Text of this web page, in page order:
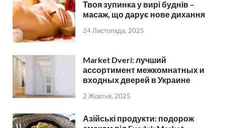
Твоя зупинка у вирі буднів –
масаж, що дарує нове дихання
24 Листопада, 2025
Market Dveri: лучший
ассортимент межкомнатных и
входных дверей в Украине
2 Жовтня, 2025
Азійські продукти: подорож